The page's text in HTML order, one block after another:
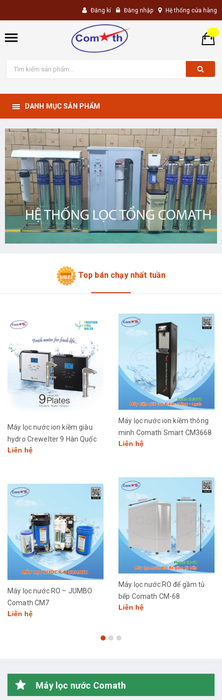
Đăng kí Đăng nhập Hệ thống cửa hàng
DANH MỤC SẢN PHẨM
Top bán chạy nhất tuần
Máy lọc nước ion kiềm giàu
hydro Crewelter 9 Hàn Quốc
Liên hệ
Máy lọc nước RO – JUMBO
Comath CM7
Liên hệ
Máy lọc nước ion kiềm thông
minh Comath Smart CM3668
Liên hệ
Máy lọc nước RO để gầm tủ
bếp Comath CM-68
Liên hệ
Máy lọc nước Comath